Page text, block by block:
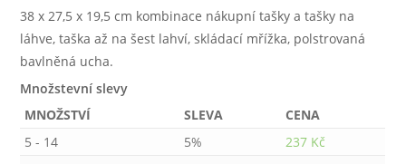
38 x 27,5 x 19,5 cm kombinace nákupní tašky a tašky na
láhve, taška až na šest lahví, skládací mřížka, polstrovaná
bavlněná ucha.
Množstevní slevy
MNOŽSTVÍ
SLEVA
CENA
5 - 14
5% 237 Kč